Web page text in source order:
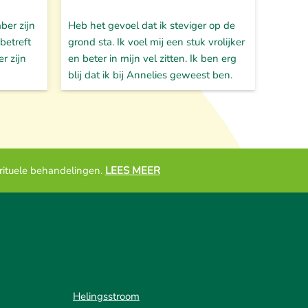
zijn
zijn
Heb het gevoel dat ik steviger op de
grond sta. Ik voel mij een stuk vrolijker
en beter in mijn vel zitten. Ik ben erg
blij dat ik bij Annelies geweest ben.
behandelingen. LEES MEER
Helingsstroom